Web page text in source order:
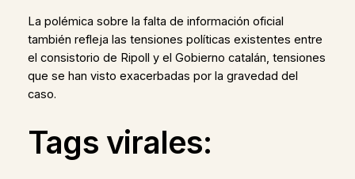
La polémica sobre la falta de información oficial
también refleja las tensiones políticas existentes entre
el consistorio de Ripoll y el Gobierno catalán, tensiones
que se han visto exacerbadas por la gravedad del
caso.
Tags virales: